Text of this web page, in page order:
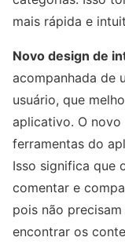
mais rápida e
Novo design de
acompanhada de
usuário, que
aplicativo. O novo
ferramentas do
Isso significa que
comentar e
pois não
encontrar os